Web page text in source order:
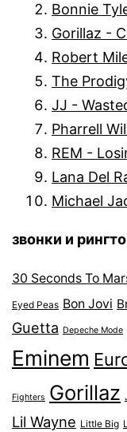
Bonnie
Gorillaz -
Robert
The
JJ -
Pharrell
REM -
Lana Del
Michael
звонки и
30 Seconds To
Eyed Peas Bon Jovi
Guetta Depeche Mode
Eminem
Fighters Gorillaz
Lil Wayne Little Big